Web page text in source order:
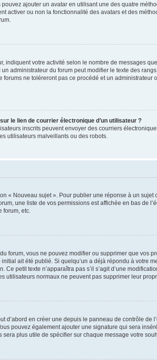
ajouter un avatar en utilisant une des quatre
activer ou non la fonctionnalité des avatars et des
indiquent votre activité selon le nombre de messages
administrateur du forum peut modifier le texte des
ne toléreront pas ce procédé et un
le lien de courrier électronique d’un utilisateur ?
inscrits peuvent envoyer des courriers
utilisateurs malveillants ou des robots.
« Nouveau sujet ». Pour publier une réponse à un
une liste de vos permissions est affichée en bas de
etc.
forum, vous ne pouvez modifier ou supprimer que vos
ait été publié. Si quelqu’un a déjà répondu à votre
Ce petit texte n’apparaîtra pas s’il s’agit d’une
utilisateurs normaux ne peuvent pas supprimer leur
d’abord en créer une depuis le panneau de contrôle
pouvez également ajouter une signature qui sera
plus utile de spécifier sur chaque message votre